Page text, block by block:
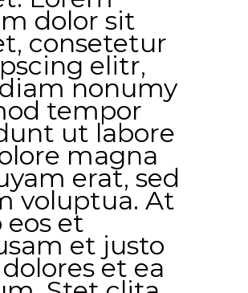
dolor sit
consetetur
elitr,
nonumy
tempor
ut labore
magna
erat, sed
voluptua. At
eos et
et justo
et ea